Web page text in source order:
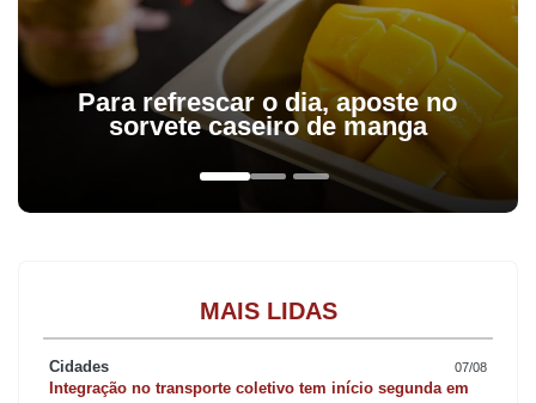
protelar", afirmou Cunha.
"Vamos supor que o plenário aprove e a gente vai instalar a
comissão especial. Quando instalar a comissão especial vai ser
como? Vai ser eleição secreta ou aberta? Vai poder ter
candidaturas [avulsas] ou não vai ter candidaturas? Então vai
gerar um impasse no primeiro dia, é preferível que esclareça,
"A gente ainda não tem segurança total de como dar essa
Para refrescar o dia, aposte no
sorvete caseiro de manga
MAIS LIDAS
Cidades 07/08
Integração no transporte coletivo tem início segunda em